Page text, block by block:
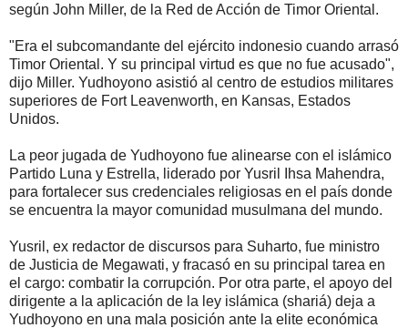
según John Miller, de la Red de Acción de Timor Oriental.
"Era el subcomandante del ejército indonesio cuando arrasó
Timor Oriental. Y su principal virtud es que no fue acusado",
dijo Miller. Yudhoyono asistió al centro de estudios militares
superiores de Fort Leavenworth, en Kansas, Estados
Unidos.
La peor jugada de Yudhoyono fue alinearse con el islámico
Partido Luna y Estrella, liderado por Yusril Ihsa Mahendra,
para fortalecer sus credenciales religiosas en el país donde
se encuentra la mayor comunidad musulmana del mundo.
Yusril, ex redactor de discursos para Suharto, fue ministro
de Justicia de Megawati, y fracasó en su principal tarea en
el cargo: combatir la corrupción. Por otra parte, el apoyo del
dirigente a la aplicación de la ley islámica (shariá) deja a
Yudhoyono en una mala posición ante la elite económica